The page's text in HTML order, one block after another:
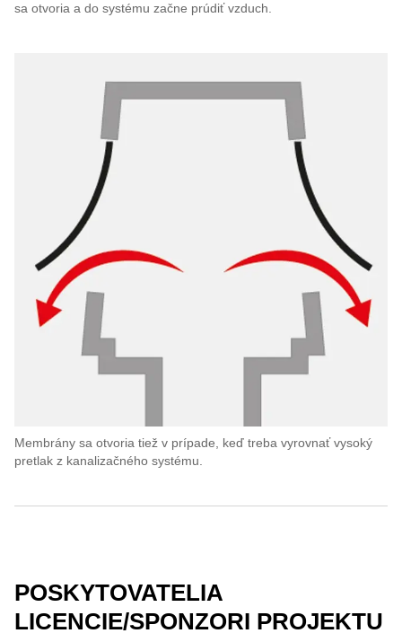
sa otvoria a do systému začne prúdiť vzduch.
Membrány sa otvoria tiež v prípade, keď treba vyrovnať vysoký
pretlak z kanalizačného systému.
POSKYTOVATELIA
LICENCIE/SPONZORI PROJEKTU